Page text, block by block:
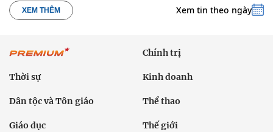
XEM THÊM Xem tin theo ngày
Chính trị
Thời sự Kinh doanh
Dân tộc và Tôn giáo Thể thao
Giáo dục Thế giới